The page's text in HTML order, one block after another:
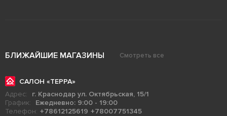
БЛИЖАЙШИЕ МАГАЗИНЫ Смотреть все
САЛОН «ТЕРРА»
Адрес:
г. Краснодар ул. Октябрьская, 15/1
График:
Ежедневно: 9:00 - 19:00
Телефон: +78612125619 +78007751345